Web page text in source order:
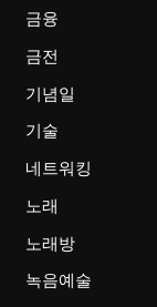
금융
금전
기념일
기술
네트워킹
노래
노래방
녹음예술